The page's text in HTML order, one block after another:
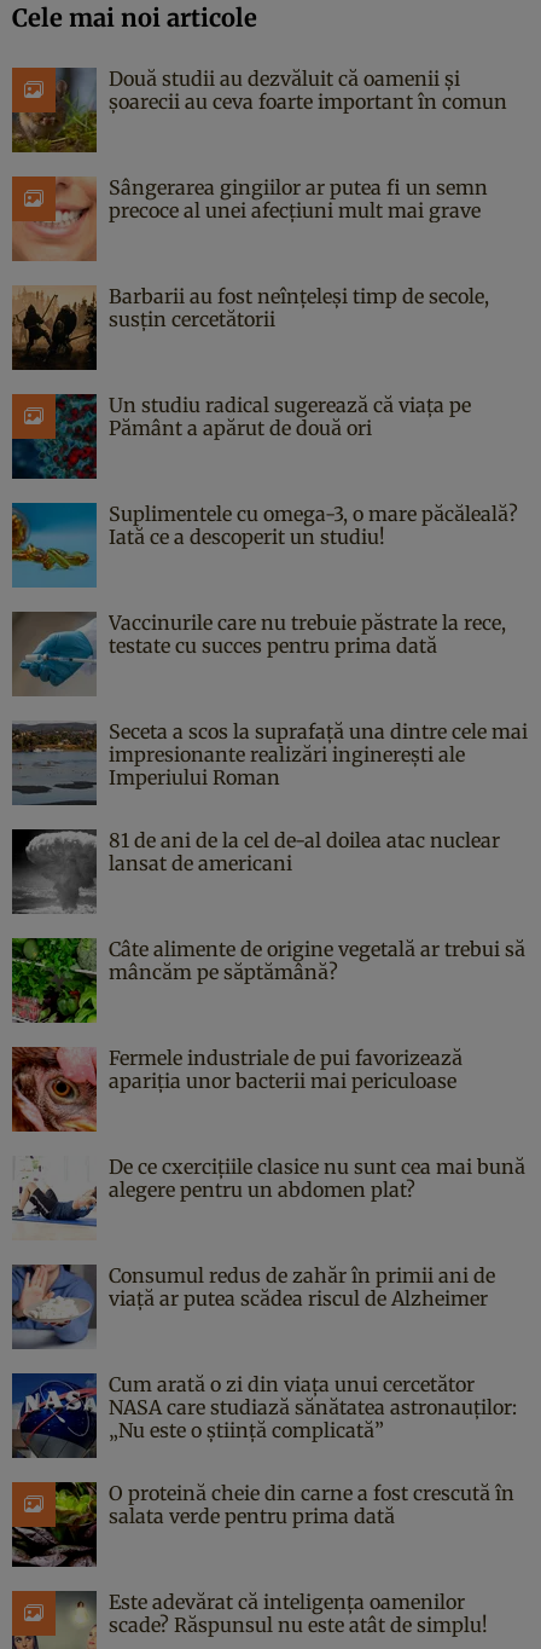
Cele mai noi articole
Două studii au dezvăluit că oamenii și
șoarecii au ceva foarte important în comun
Sângerarea gingiilor ar putea fi un semn
precoce al unei afecțiuni mult mai grave
Barbarii au fost neînțeleși timp de secole,
susțin cercetătorii
Un studiu radical sugerează că viața pe
Pământ a apărut de două ori
Suplimentele cu omega-3, o mare păcăleală?
Iată ce a descoperit un studiu!
Vaccinurile care nu trebuie păstrate la rece,
testate cu succes pentru prima dată
Seceta a scos la suprafață una dintre cele mai
impresionante realizări inginerești ale
Imperiului Roman
81 de ani de la cel de-al doilea atac nuclear
lansat de americani
Câte alimente de origine vegetală ar trebui să
mâncăm pe săptămână?
Fermele industriale de pui favorizează
apariția unor bacterii mai periculoase
De ce cxercițiile clasice nu sunt cea mai bună
alegere pentru un abdomen plat?
Consumul redus de zahăr în primii ani de
viață ar putea scădea riscul de Alzheimer
Cum arată o zi din viața unui cercetător
NASA care studiază sănătatea astronauților:
„Nu este o știință complicată”
O proteină cheie din carne a fost crescută în
salata verde pentru prima dată
Este adevărat că inteligența oamenilor
scade? Răspunsul nu este atât de simplu!